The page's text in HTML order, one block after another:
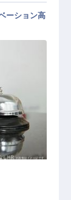
ーション高